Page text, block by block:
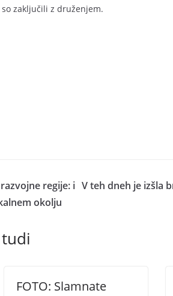
zaključili z druženjem.
regije: i
okolju
V teh dneh je izšla
FOTO: Slamnate